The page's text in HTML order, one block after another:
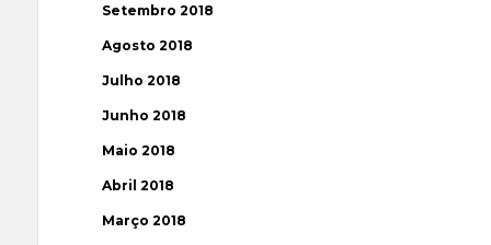
Setembro 2018
Agosto 2018
Julho 2018
Junho 2018
Maio 2018
Abril 2018
Março 2018